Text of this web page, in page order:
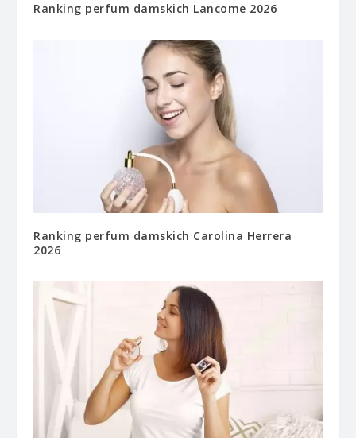
Ranking perfum damskich Lancome 2026
Ranking perfum damskich Carolina Herrera
2026